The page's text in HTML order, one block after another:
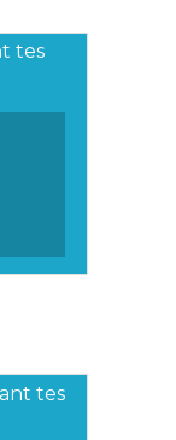
tes
tes